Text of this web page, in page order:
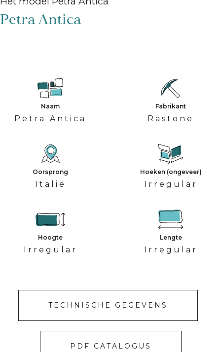
Petra Antica
Naam
Petra Antica
Fabrikant
Rastone
Oorsprong
Italië
Hoeken (ongeveer)
Irregular
Hoogte
Irregular
Lengte
Irregular
TECHNISCHE GEGEVENS
PDF CATALOGUS